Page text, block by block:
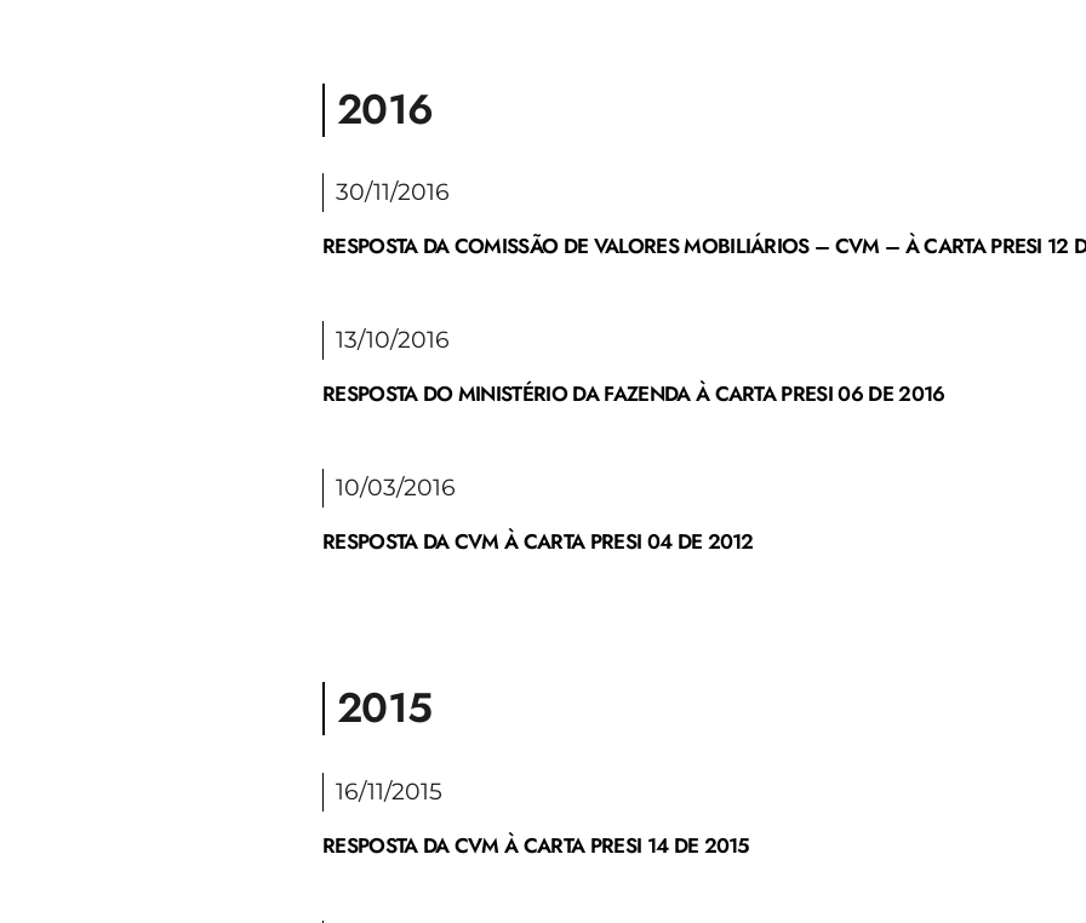
2016
30/11/2016
RESPOSTA DA COMISSÃO DE VALORES MOBILIÁRIOS – CVM – À CARTA PRESI 12
13/10/2016
RESPOSTA DO MINISTÉRIO DA FAZENDA À CARTA PRESI 06 DE 2016
10/03/2016
RESPOSTA DA CVM À CARTA PRESI 04 DE 2012
2015
16/11/2015
RESPOSTA DA CVM À CARTA PRESI 14 DE 2015